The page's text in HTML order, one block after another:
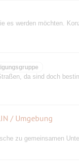
es werden möchten.
da sind doch
/ Umgebung
zu gemeinsamen